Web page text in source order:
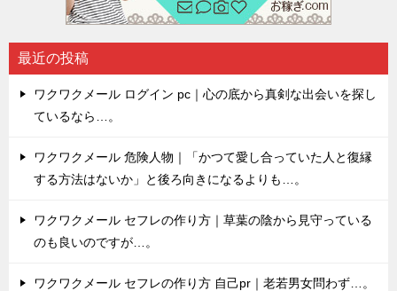
最近の投稿
ワクワクメール ログイン pc｜心の底から真剣な出会いを探し
ているなら…。
ワクワクメール 危険人物｜「かつて愛し合っていた人と復縁
する方法はないか」と後ろ向きになるよりも…。
ワクワクメール セフレの作り方｜草葉の陰から見守っている
のも良いのですが…。
ワクワクメール セフレの作り方 自己pr｜老若男女問わず…。